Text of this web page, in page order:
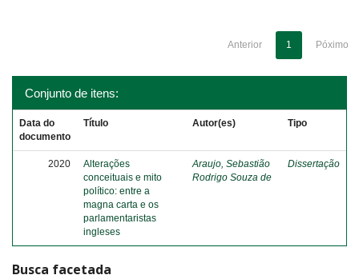
Anterior 1 Póximo
Conjunto de itens:
Data do
documento
Título Autor(es) Tipo
2020
Alterações
conceituais e mito
político: entre a
magna carta e os
parlamentaristas
ingleses
Araujo, Sebastião
Rodrigo Souza de
Dissertação
Busca facetada